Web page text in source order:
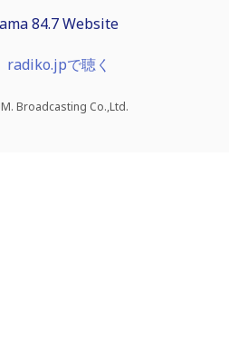
84.7 Website
radiko.jpで聴く
Broadcasting Co.,Ltd.